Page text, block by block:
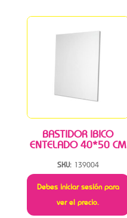
BASTIDOR IBICO
ENTELADO 40*50 CM
SKU: 139004
Debes iniciar sesión para
ver el precio.